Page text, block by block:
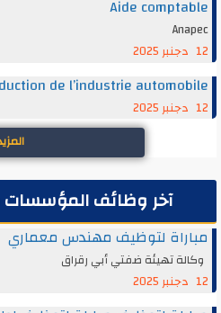
Aide
production de l’industrie
◄
آخر وظائف المؤسسات و
لتوظيف مهندس معماري
تهيئة ضفتي أبي رقراق